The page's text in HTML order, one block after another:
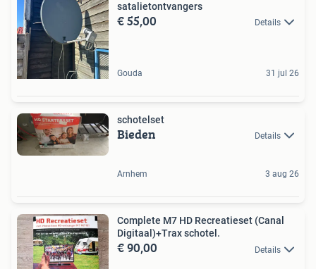
satalietontvangers
€ 55,00 Details
Gouda 31 jul 26
schotelset
Bieden Details
Arnhem 3 aug 26
Complete M7 HD Recreatieset (Canal
Digitaal)+Trax schotel.
€ 90,00 Details